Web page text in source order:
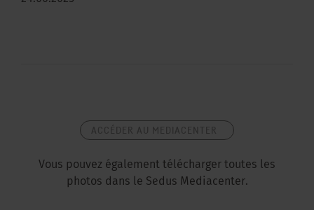
Vous pouvez également télécharger toutes les
photos dans le Sedus Mediacenter.